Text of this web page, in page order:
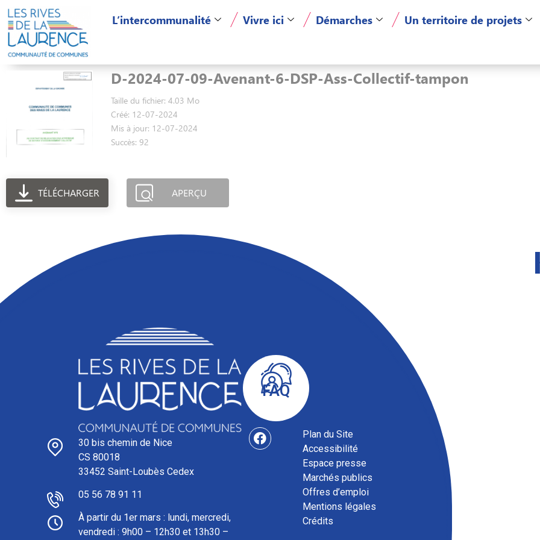
L’intercommunalité Vivre ici Démarches Un territoire de projets
D-2024-07-09-Avenant-6-DSP-Ass-Collectif-tampon
Taille du fichier: 4.03 Mo
Créé: 12-07-2024
Mis à jour: 12-07-2024
Succès: 92
TÉLÉCHARGER APERÇU
30 bis chemin de Nice
CS 80018
33452 Saint-Loubès Cedex
05 56 78 91 11
À partir du 1er mars : l undi, mercredi,
vendredi : 9h00 – 12h30 et 13h30 –
FAQ
Plan du Site
Accessibilité
Espace presse
Marchés publics
Offres d’emploi
Mentions légales
Crédits